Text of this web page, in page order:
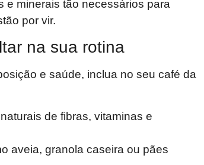
e minerais tão necessários para
por vir.
na sua rotina
e saúde, inclua no seu café da
de fibras, vitaminas e
aveia, granola caseira ou pães